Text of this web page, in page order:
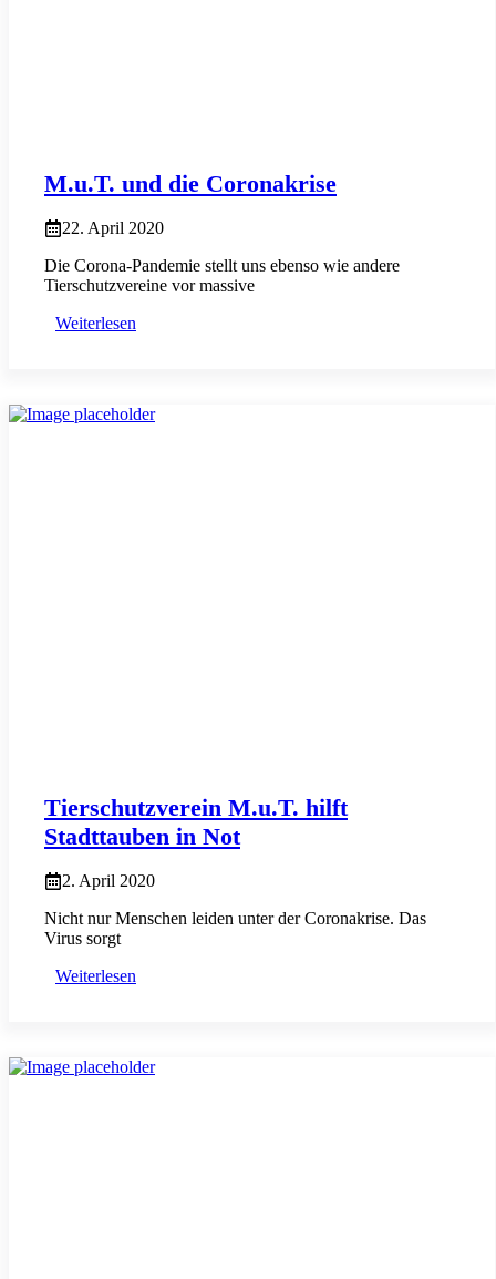
M.u.T. und die Coronakrise
22. April 2020
Die Corona-Pandemie stellt uns ebenso wie andere
Tierschutzvereine vor massive
Weiterlesen
Tierschutzverein M.u.T. hilft
Stadttauben in Not
2. April 2020
Nicht nur Menschen leiden unter der Coronakrise. Das
Virus sorgt
Weiterlesen